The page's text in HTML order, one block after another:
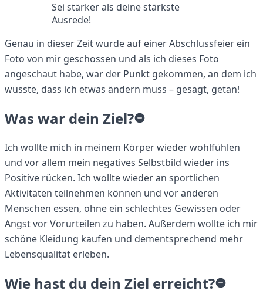
Sei stärker als deine stärkste
Ausrede!
Genau in dieser Zeit wurde auf einer Abschlussfeier ein
Foto von mir geschossen und als ich dieses Foto
angeschaut habe, war der Punkt gekommen, an dem ich
wusste, dass ich etwas ändern muss – gesagt, getan!
Was war dein Ziel?
Ich wollte mich in meinem Körper wieder wohlfühlen
und vor allem mein negatives Selbstbild wieder ins
Positive rücken. Ich wollte wieder an sportlichen
Aktivitäten teilnehmen können und vor anderen
Menschen essen, ohne ein schlechtes Gewissen oder
Angst vor Vorurteilen zu haben. Außerdem wollte ich mir
schöne Kleidung kaufen und dementsprechend mehr
Lebensqualität erleben.
Wie hast du dein Ziel erreicht?